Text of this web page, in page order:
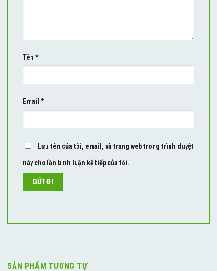
Tên *
Email *
Lưu tên của tôi, email, và trang web trong trình duyệt
này cho lần bình luận kế tiếp của tôi.
SẢN PHẨM TƯƠNG TỰ